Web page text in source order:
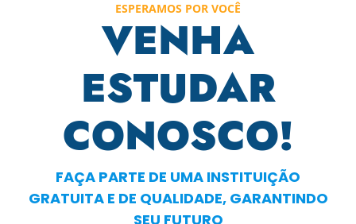
ESPERAMOS POR VOCÊ
VENHA
ESTUDAR
CONOSCO!
FAÇA PARTE DE UMA INSTITUIÇÃO
GRATUITA E DE QUALIDADE, GARANTINDO
SEU FUTURO